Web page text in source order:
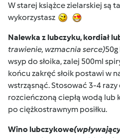
W starej książce zielarskiej są
wykorzystasz
Nalewka z lubczyku, kordiał
trawienie, wzmacnia serce)
wsyp do słoika, zalej 500ml
końcu zakręć słoik postawi w
wstrząsnąć. Stosować 3-4 razy
rozcieńczoną ciepłą wodą lub
po ciężkostrawnym posiłku.
Wino lubczykowe